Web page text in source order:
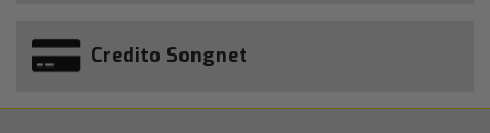
Credito Songnet